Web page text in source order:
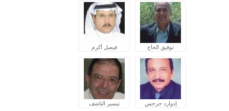
توفيق الحاج فيصل أكرم
إدوارد جرجس تيسير الناشف